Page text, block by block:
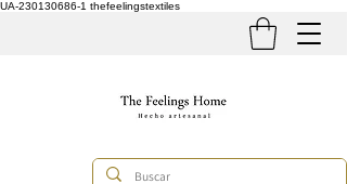
UA-230130686-1 thefeelingstextiles